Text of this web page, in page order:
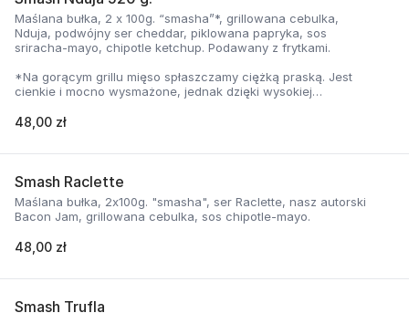
Maślana bułka, 2 x 100g. “smasha”*, grillowana cebulka,
Nduja, podwójny ser cheddar, piklowana papryka, sos
sriracha-mayo, chipotle ketchup. Podawany z frytkami.
*Na gorącym grillu mięso spłaszczamy ciężką praską. Jest
cienkie i mocno wysmażone, jednak dzięki wysokiej
delikatną soczystość.
48,00 zł
Smash Raclette
Maślana bułka, 2x100g. "smasha", ser Raclette, nasz autorski
Bacon Jam, grillowana cebulka, sos chipotle-mayo.
48,00 zł
Smash Trufla